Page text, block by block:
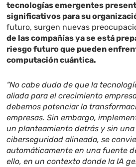
tecnologías emergentes
significativos para su
futuro, surgen nuevas
de las compañías ya se está
riesgo futuro que pueden
computación cuántica.
“No cabe duda de que la
aliada para el crecimiento
debemos potenciar la
empresas. Sin embargo,
un planteamiento detrás y sin
ciberseguridad alineada, se
automáticamente en una fuente
ello, en un contexto donde la IA